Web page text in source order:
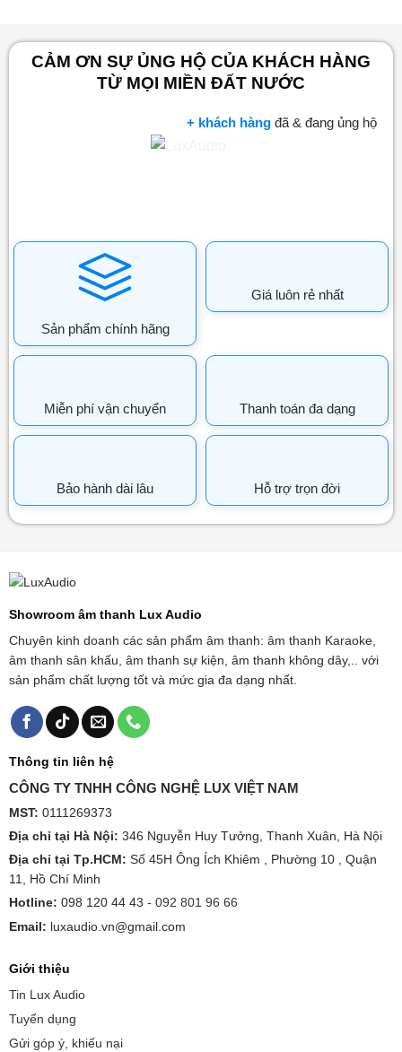
CẢM ƠN SỰ ỦNG HỘ CỦA KHÁCH HÀNG
TỪ MỌI MIỀN ĐẤT NƯỚC
+ khách hàng đã & đang ủng hộ
Sản phẩm chính hãng
Giá luôn rẻ nhất
Miễn phí vận chuyển Thanh toán đa dạng
Bảo hành dài lâu Hỗ trợ trọn đời
Showroom âm thanh Lux Audio
Chuyên kinh doanh các sản phẩm âm thanh: âm thanh Karaoke,
âm thanh sân khấu, âm thanh sự kiện, âm thanh không dây,.. với
sản phẩm chất lượng tốt và mức gia đa dạng nhất.
Thông tin liên hệ
CÔNG TY TNHH CÔNG NGHỆ LUX VIỆT NAM
MST: 0111269373
Địa chỉ tại Hà Nội: 346 Nguyễn Huy Tưởng, Thanh Xuân, Hà Nội
Địa chỉ tại Tp.HCM: Số 45H Ông Ích Khiêm , Phường 10 , Quận
11, Hồ Chí Minh
Hotline: 098 120 44 43 - 092 801 96 66
Email: luxaudio.vn@gmail.com
Giới thiệu
Tin Lux Audio
Tuyển dụng
Gửi góp ý, khiếu nại